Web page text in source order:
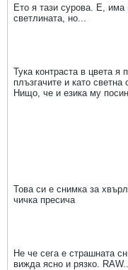
Ето я тази сурова. Е, има
светлината, но...
Тука контраста в цвета я
плъзгачите и като
Нищо, че и езика му
Това си е снимка за
чичка пресича
Не че сега е страшната
вижда ясно и рязко.